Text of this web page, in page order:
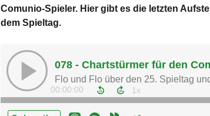
Comunio-Spieler. Hier gibt es die letzten
dem Spieltag.